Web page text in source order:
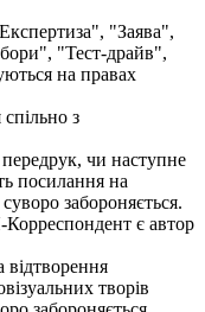
"Заява",
"Тест-драйв",
на правах
з
чи наступне
посилання на
забороняється.
Корреспондент є автор
відтворення
творів